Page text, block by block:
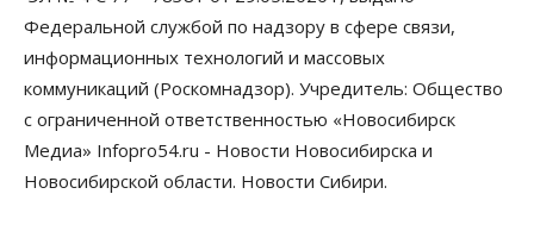
Федеральной службой по надзору в сфере связи,
информационных технологий и массовых
коммуникаций (Роскомнадзор). Учредитель: Общество
с ограниченной ответственностью «Новосибирск
Медиа» Infopro54.ru - Новости Новосибирска и
Новосибирской области. Новости Сибири.